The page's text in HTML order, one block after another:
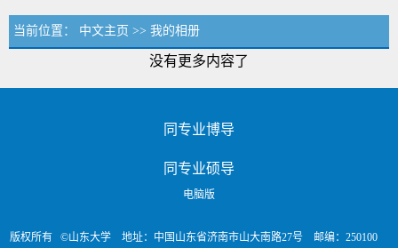
当前位置： 中文主页 >> 我的相册
没有更多内容了
同专业博导
同专业硕导
电脑版
版权所有 ©山东大学 地址：中国山东省济南市山大南路27号 邮编：250100